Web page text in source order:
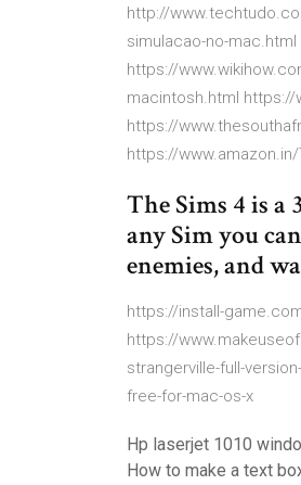
http://
simulacao-no-
https://
macintosh.html
https://
https://
The Sims 4 is a
any Sim you
enemies, and
https://install-
https://
strangerville-full-
free-for-mac-os-x
Hp laserjet 1010
How to make a text